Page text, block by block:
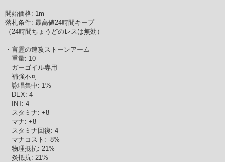
開始価格: 1m
落札条件: 最高値24時間キープ
（24時間ちょうどのレスは無効）
・言霊の速攻ストーンアーム
重量: 10
ガーゴイル専用
補強不可
詠唱集中: 1%
DEX: 4
INT: 4
スタミナ: +8
マナ: +8
スタミナ回復: 4
マナコスト: -8%
物理抵抗: 21%
炎抵抗: 21%